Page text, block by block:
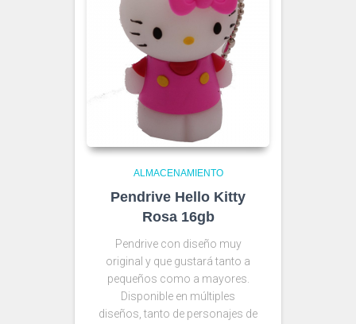
ALMACENAMIENTO
Pendrive Hello Kitty
Rosa 16gb
Pendrive con diseño muy
original y que gustará tanto a
pequeños como a mayores.
Disponible en múltiples
diseños, tanto de personajes de